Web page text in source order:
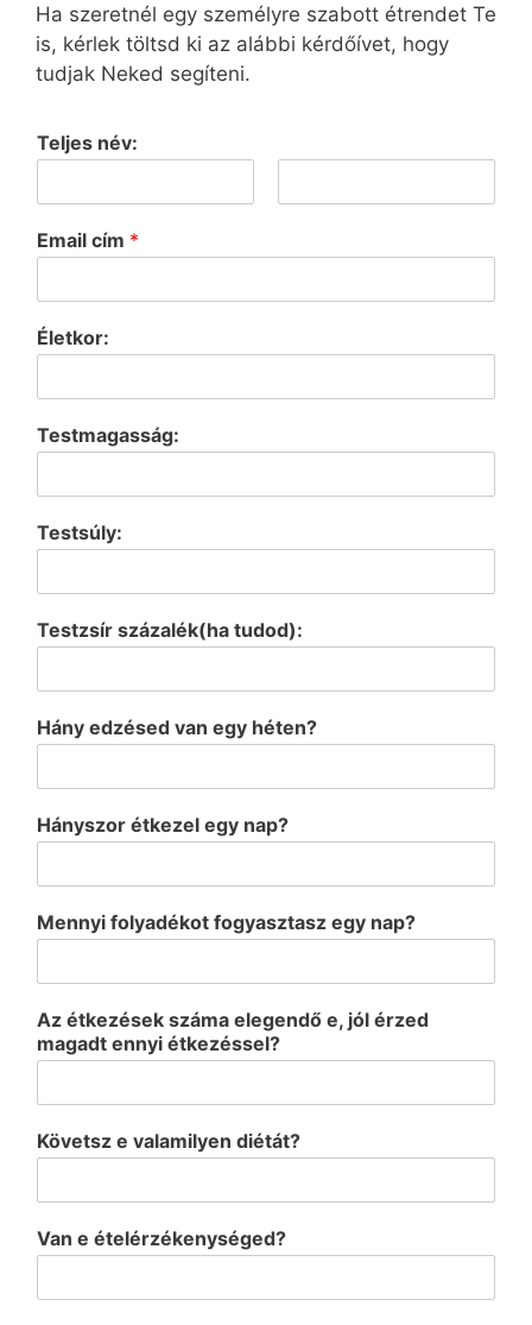
Ha szeretnél egy személyre szabott étrendet Te
is, kérlek töltsd ki az alábbi kérdőívet, hogy
tudjak Neked segíteni.
Teljes név:
i
rEmail cím *
Életkor:
Testmagasság:
Testsúly:
Testzsír százalék(ha tudod):
Hány edzésed van egy héten?
Hányszor étkezel egy nap?
Mennyi folyadékot fogyasztasz egy nap?
Az étkezések száma elegendő e, jól érzed
magadt ennyi étkezéssel?
Követsz e valamilyen diétát?
Van e ételérzékenységed?